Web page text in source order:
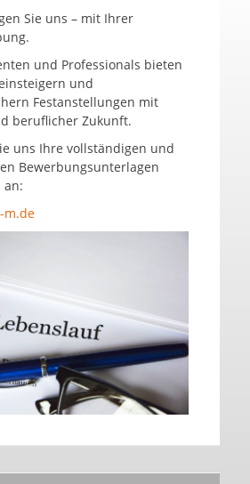
Sie uns – mit Ihrer
und Professionals bieten
und
Festanstellungen mit
beruflicher Zukunft.
uns Ihre vollständigen und
Bewerbungsunterlagen
an:
m.de